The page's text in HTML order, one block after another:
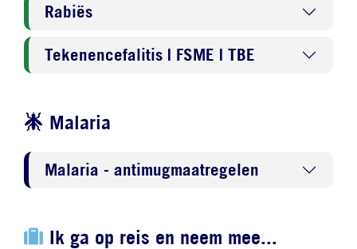
Rabiës
Tekenencefalitis | FSME | TBE
Malaria
Malaria - antimugmaatregelen
Ik ga op reis en neem mee...